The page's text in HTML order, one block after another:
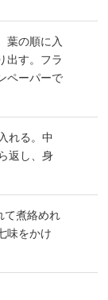
葉の順に入
出す。フラ
ペーパーで
れる。中
返し、身
て煮絡めれ
味をかけ